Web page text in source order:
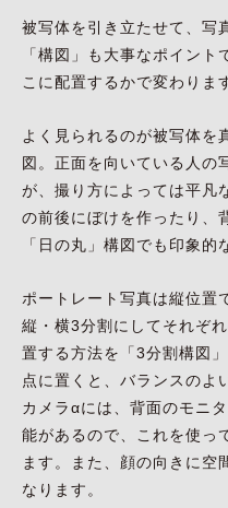
被写体を引き立たせて、写
「構図」も大事なポイン
こに配置するかで変わりま
よく見られるのが被写体を
図。正面を向いている人の
が、撮り方によっては平凡
の前後にぼけを作ったり、
「日の丸」構図でも印象的
ポートレート写真は縦位置
縦・横3分割にしてそれぞ
置する方法を「3分割構図
点に置くと、バランスのよ
カメラαには、背面のモニ
能があるので、これを使っ
ます。また、顔の向きに空
なります。